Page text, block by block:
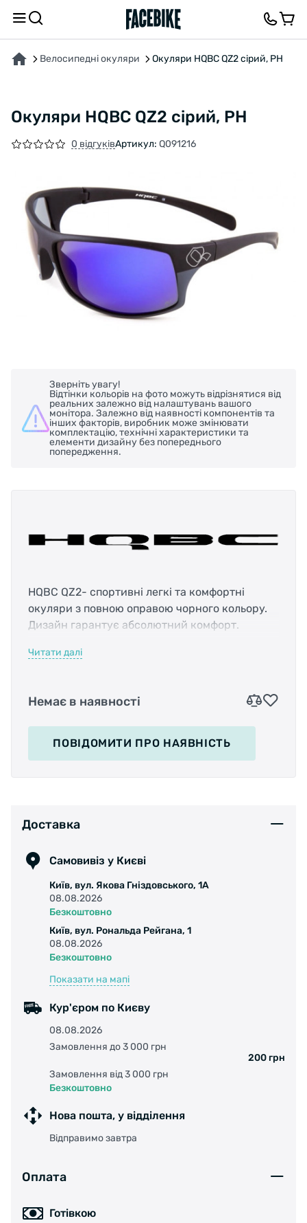
Велосипедні окуляри Окуляри HQBC QZ2 сірий, PH
Окуляри HQBC QZ2 сірий, PH
0 відгуківАртикул: Q091216
Зверніть увагу!
Відтінки кольорів на фото можуть відрізнятися від
реальних залежно від налаштувань вашого
монітора. Залежно від наявності компонентів та
інших факторів, виробник може змінювати
комплектацію, технічні характеристики та
елементи дизайну без попереднього
попередження.
HQBC QZ2- спортивні легкі та комфортні
окуляри з повною оправою чорного кольору.
Дизайн гарантує абсолютний комфорт.
• оправа з гнучкого і міцного матеріалу ТРЕ, не
• UV 400 - 100% захист від ультрафіолету
• дзеркальні лінзи виготовлені з матеріалу
ТАС і мають поляризацію (кат.2)
Читати далі
Немає в наявності
ПОВІДОМИТИ ПРО НАЯВНІСТЬ
Доставка
Самовивіз у Києві
Київ, вул. Якова Гніздовського, 1А
08.08.2026
Безкоштовно
Київ, вул. Рональда Рейгана, 1
08.08.2026
Безкоштовно
Показати на мапі
Кур'єром по Києву
08.08.2026
Замовлення до 3 000 грн
200 грн
Замовлення від 3 000 грн
Безкоштовно
Нова пошта, у відділення
Відправимо завтра
Оплата
Готівкою
ПРО ТОВАР ХАРАКТЕРИСТИКИОПИС ВІДГУКИ ТА ЗАПИТАННЯ